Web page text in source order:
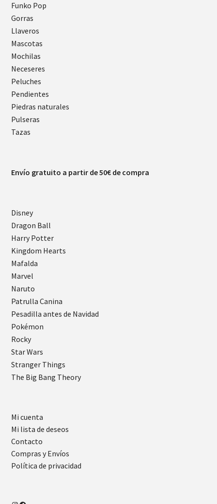
Funko Pop
Gorras
Llaveros
Mascotas
Mochilas
Neceseres
Peluches
Pendientes
Piedras naturales
Pulseras
Tazas
Envío gratuito a partir de 50€ de compra
Disney
Dragon Ball
Harry Potter
Kingdom Hearts
Mafalda
Marvel
Naruto
Patrulla Canina
Pesadilla antes de Navidad
Pokémon
Rocky
Star Wars
Stranger Things
The Big Bang Theory
Mi cuenta
Mi lista de deseos
Contacto
Compras y Envíos
Política de privacidad